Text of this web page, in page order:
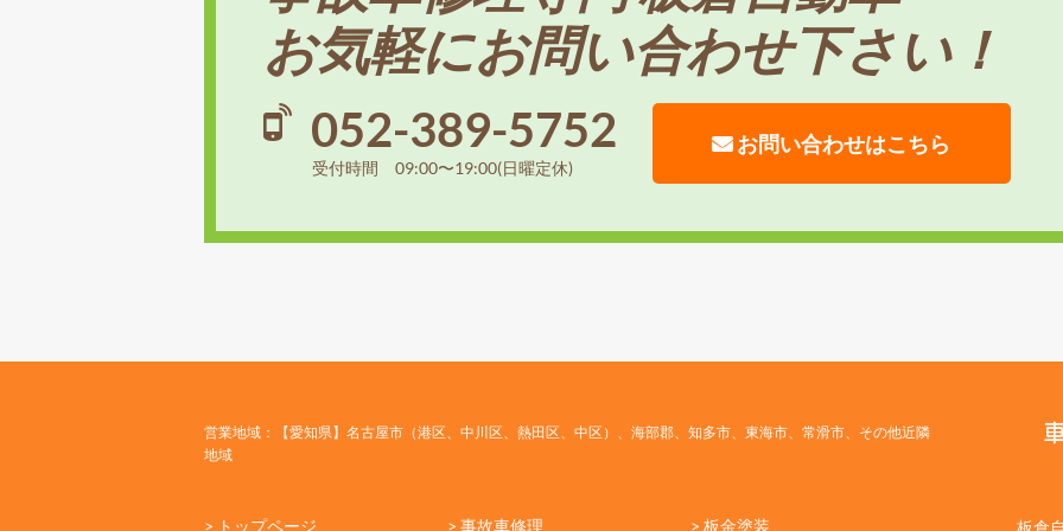
お気軽にお問い合わせ下さい！
052-389-5752
受付時間 09:00〜19:00(日曜定休)
お問い合わせはこちら
営業地域：【愛知県】名古屋市（港区、中川区、熱田区、中区）、海部郡、知多市、東海市、常滑市、その他近隣
地域
> トップページ > 事故車修理 > 板金塗装 板倉